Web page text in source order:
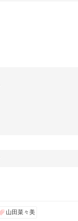
山田菜々美